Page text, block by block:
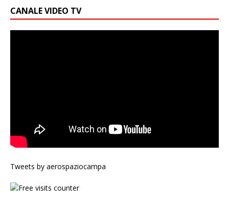
CANALE VIDEO TV
Tweets by aerospaziocampa